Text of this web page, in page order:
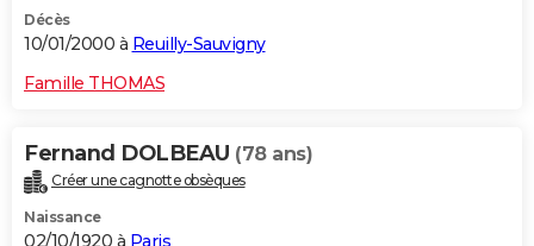
Décès
10/01/2000 à Reuilly-Sauvigny
Famille THOMAS
Fernand DOLBEAU (78 ans)
Créer une cagnotte obsèques
Naissance
02/10/1920 à Paris